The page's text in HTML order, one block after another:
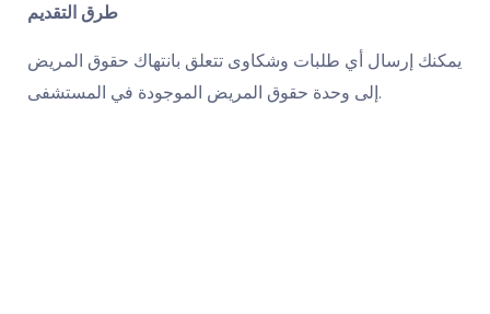
طرق التقديم
يمكنك إرسال أي طلبات وشكاوى تتعلق بانتهاك حقوق المريض
إلى وحدة حقوق المريض الموجودة في المستشفى.